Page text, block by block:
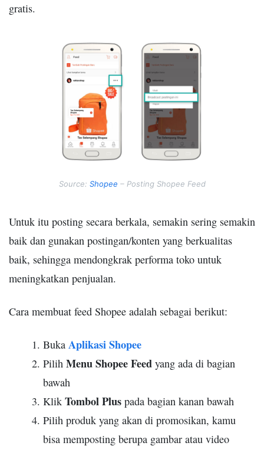
gratis.
Source: Shopee – Posting Shopee Feed
Untuk itu posting secara berkala, semakin sering semakin
baik dan gunakan postingan/konten yang berkualitas
baik, sehingga mendongkrak performa toko untuk
meningkatkan penjualan.
Cara membuat feed Shopee adalah sebagai berikut:
Buka Aplikasi Shopee
Pilih Menu Shopee Feed yang ada di bagian
bawah
KlikTombol Pluspada bagian kanan bawah
Pilih produk yang akan di promosikan, kamu
bisa memposting berupa gambar atau video